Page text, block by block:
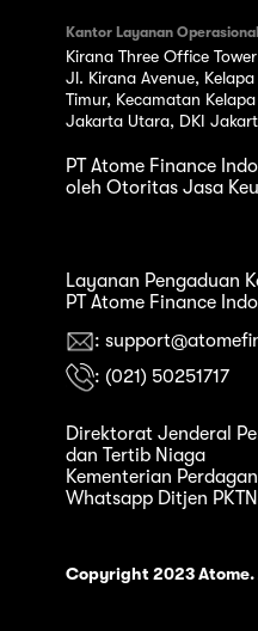
Kantor Layanan Operasional
Kirana Three Office
Jl. Kirana Avenue,
Timur, Kecamatan
Jakarta Utara, DKI
PT Atome Finance
oleh Otoritas Jasa
Layanan Pengaduan
PT Atome Finance
:
: (021) 50251717
Direktorat Jenderal
dan Tertib Niaga
Kementerian
Whatsapp Ditjen
Copyright 2023